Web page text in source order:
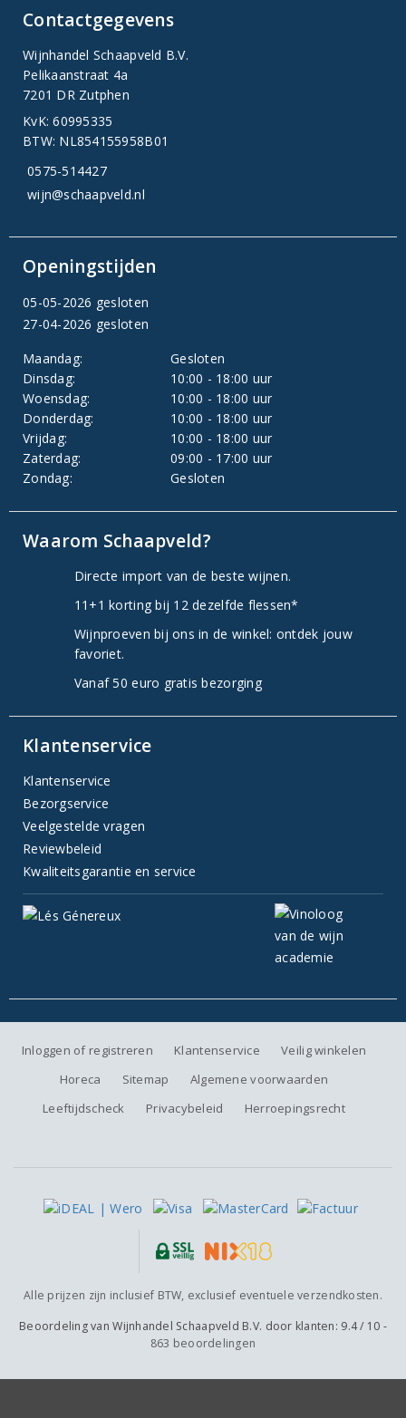
Contactgegevens
Wijnhandel Schaapveld B.V.
Pelikaanstraat 4a
7201 DR Zutphen
KvK: 60995335
BTW: NL854155958B01
0575-514427
wijn@schaapveld.nl
Openingstijden
05-05-2026 gesloten
27-04-2026 gesloten
Maandag:
Gesloten
Dinsdag:
10:00 - 18:00 uur
Woensdag:
10:00 - 18:00 uur
Donderdag:
10:00 - 18:00 uur
Vrijdag:
10:00 - 18:00 uur
Zaterdag:
09:00 - 17:00 uur
Zondag:
Gesloten
Waarom Schaapveld?
Directe import van de beste wijnen.
11+1 korting bij 12 dezelfde flessen*
Wijnproeven bij ons in de winkel: ontdek jouw
favoriet.
Vanaf 50 euro gratis bezorging
Klantenservice
Klantenservice
Bezorgservice
Veelgestelde vragen
Reviewbeleid
Kwaliteitsgarantie en service
Inloggen of registreren Klantenservice
Veilig winkelen
Horeca
Sitemap
Algemene voorwaarden
Leeftijdscheck
Privacybeleid Herroepingsrecht
Alle prijzen zijn inclusief BTW, exclusief eventuele verzendkosten.
Beoordeling vanWijnhandel Schaapveld B.V. door klanten: 9.4/ 10 -
863 beoordelingen